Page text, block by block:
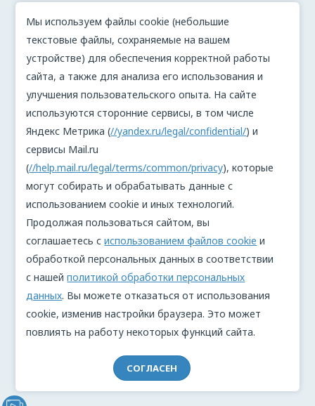
Мы используем файлы cookie (небольшие
текстовые файлы, сохраняемые на вашем
устройстве) для обеспечения корректной работы
сайта, а также для анализа его использования и
улучшения пользовательского опыта. На сайте
используются сторонние сервисы, в том числе
Яндекс Метрика (//yandex.ru/legal/confidential/) и
сервисы Mail.ru
(//help.mail.ru/legal/terms/common/privacy), которые
могут собирать и обрабатывать данные с
использованием cookie и иных технологий.
Продолжая пользоваться сайтом, вы
соглашаетесь сиспользованием файлов cookie и
обработкой персональных данных в соответствии
с нашейполитикой обработки персональных
данных. Вы можете отказаться от использования
cookie, изменив настройки браузера. Это может
повлиять на работу некоторых функций сайта.
СОГЛАСЕН